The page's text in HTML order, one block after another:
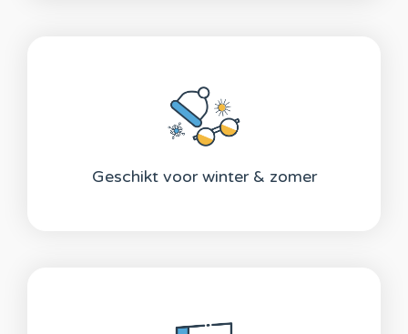
Geschikt voor winter & zomer